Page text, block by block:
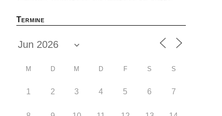
Termine
M D M D F S S
1 2 3 4 5 6 7